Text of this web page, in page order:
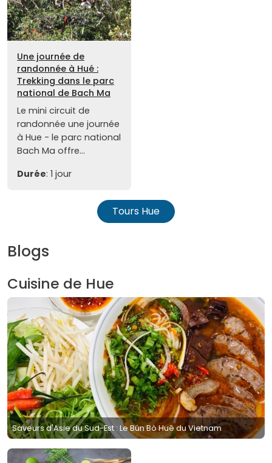
Une journée de
randonnée à Hué :
Trekking dans le parc
national de Bach Ma
Le mini circuit de
randonnée une journée
à Hue - le parc national
Bach Ma offre...
Durée: 1 jour
Tours Hue
Blogs
Cuisine de Hue
Saveurs d'Asie du Sud-Est : Le Bún Bò Huê du Vietnam